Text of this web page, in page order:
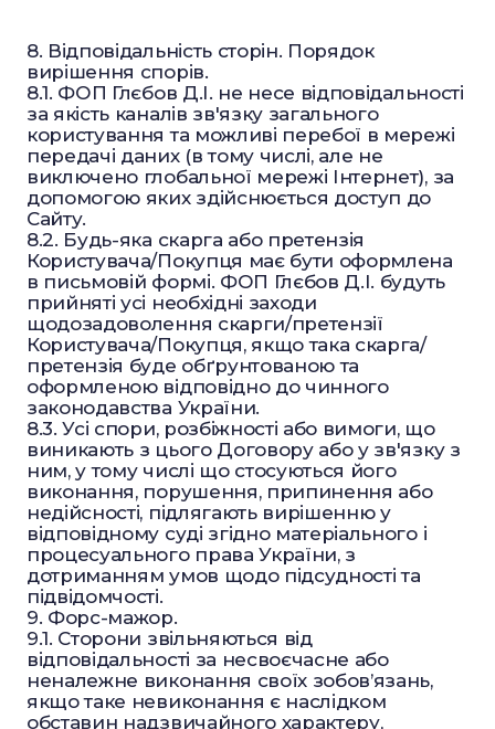
8. Відповідальність сторін. Порядок
вирішення спорів.
8.1. ФОП Глєбов Д.І. не несе відповідальності
за якість каналів зв'язку загального
користування та можливі перебої в мережі
передачі даних (в тому числі, але не
виключено глобальної мережі Інтернет), за
допомогою яких здійснюється доступ до
Сайту.
8.2. Будь-яка скарга або претензія
Користувача/Покупця має бути оформлена
в письмовій формі. ФОП Глєбов Д.І. будуть
прийняті усі необхідні заходи
щодозадоволення скарги/претензії
Користувача/Покупця, якщо така скарга/
претензія буде обґрунтованою та
оформленою відповідно до чинного
законодавства України.
8.3. Усі спори, розбіжності або вимоги, що
виникають з цього Договору або у зв'язку з
ним, у тому числі що стосуються його
виконання, порушення, припинення або
недійсності, підлягають вирішенню у
відповідному суді згідно матеріального і
процесуального права України, з
дотриманням умов щодо підсудності та
підвідомчості.
9. Форс-мажор.
9.1. Сторони звільняються від
відповідальності за несвоєчасне або
неналежне виконання своїх зобов’язань,
якщо таке невиконання є наслідком
обставин надзвичайного характеру,